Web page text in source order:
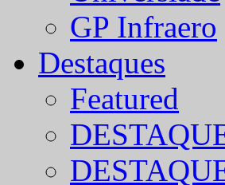
GP Infraero
Destaques
Featured